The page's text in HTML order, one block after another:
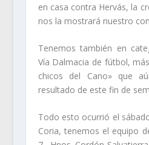
en casa contra Hervás, la
nos la mostrará nuestro
Tenemos también en
Vía Dalmacia de fútbol,
chicos del Cano» que
resultado de este fin de
Todo esto ocurrió el
Coria, tenemos el equipo